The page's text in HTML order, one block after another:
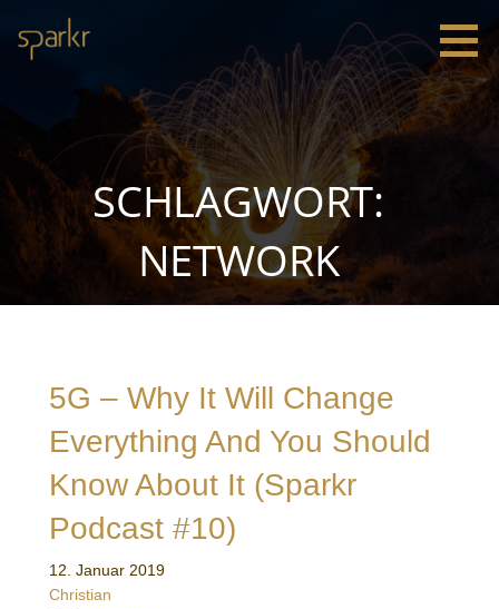
Inhalt
springen
Leadership
SCHLAGWORT:
NETWORK
5G – Why It Will Change
Everything And You Should
Know About It (Sparkr
Podcast #10)
12. Januar 2019
Christian